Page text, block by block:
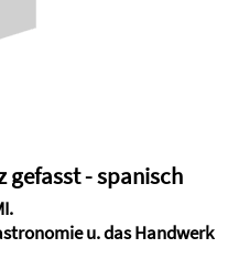
gefasst - spanisch
u. das Handwerk